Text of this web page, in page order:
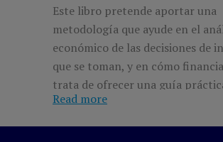
Este libro pretende aportar una
metodología que ayude en el
económico de las decisiones de
que se toman, y en cómo
trata de ofrecer una guía
analizar e implantar decisiones de
Read more